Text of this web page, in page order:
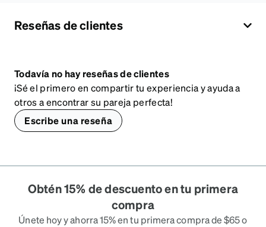
Reseñas de clientes
Todavía no hay reseñas de clientes
¡Sé el primero en compartir tu experiencia y ayuda a
otros a encontrar su pareja perfecta!
Escribe una reseña
Obtén 15% de descuento en tu primera
compra
Únete hoy y ahorra 15% en tu primera compra de $65 o